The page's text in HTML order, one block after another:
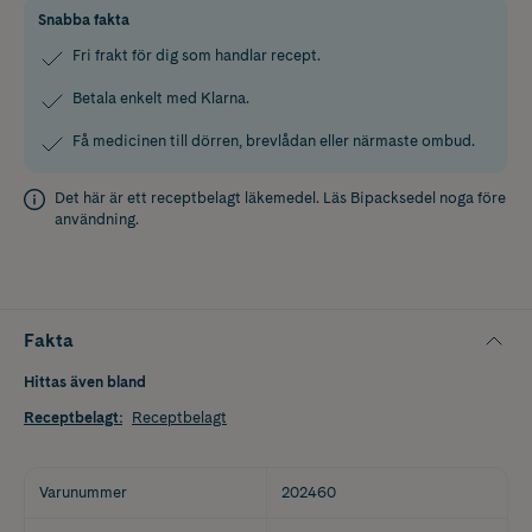
Snabba fakta
Fri frakt för dig som handlar recept.
Betala enkelt med Klarna.
Få medicinen till dörren, brevlådan eller närmaste ombud.
Det här är ett receptbelagt läkemedel. Läs Bipacksedel noga före
användning.
Fakta
Hittas även bland
Receptbelagt: Receptbelagt
Varunummer 202460